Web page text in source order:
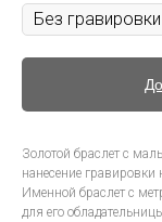
Золотой браслет с
нанесение
Именной браслет с
для его